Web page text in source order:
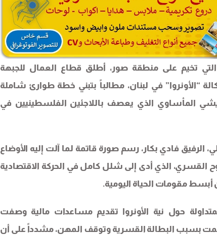
التي تخيم على منطقة صور، أطلق قطاع العمال للجبهة
“الأونروا” في لبنان، مطالباً بتبني خطة طوارئ شاملة
المأساوي الذي يعصف باللاجئين الفلسطينيين في
الرفيق فادي بكار، رسم صورة قاتمة لما آلت إليه الأوضاع
القسري، الذي أدى إلى شلل كامل في الحركة الاقتصادية
أبسط مقومات الحياة اليومية.
حول نية الأونروا تقديم مساعدات مالية وصفت
بسبب البطالة القسرية وتوقف المهن، مشدداً على أن